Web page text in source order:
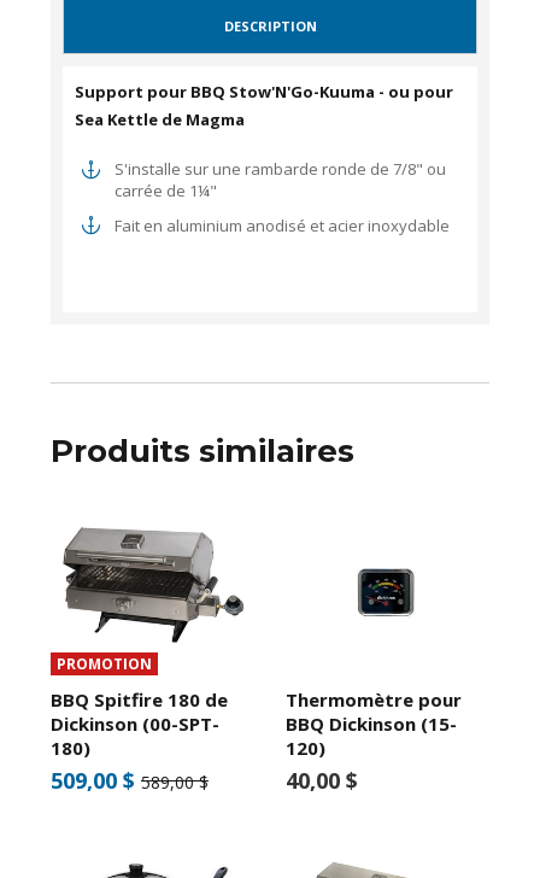
DESCRIPTION
Support pour BBQ Stow'N'Go-Kuuma - ou pour
Sea Kettle de Magma
S'installe sur une rambarde ronde de 7/8" ou
carrée de 1¼"
Fait en aluminium anodisé et acier inoxydable
Produits similaires
PROMOTION
BBQ Spitfire 180 de
Dickinson (00-SPT-
180)
509,00 $ 589,00 $
Thermomètre pour
BBQ Dickinson (15-
120)
40,00 $